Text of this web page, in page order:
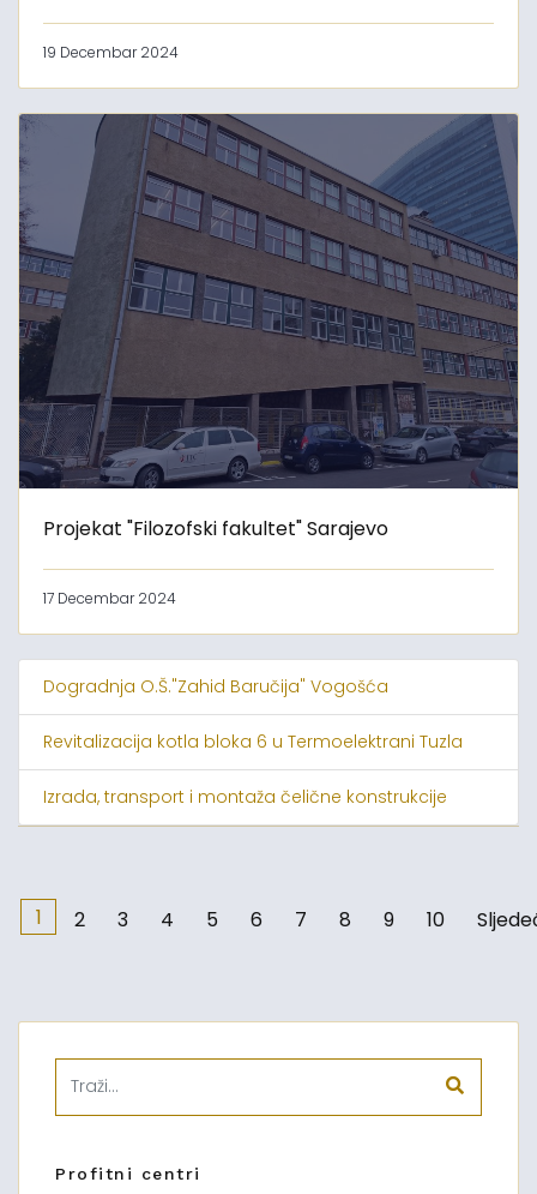
19 Decembar 2024
Projekat "Filozofski fakultet" Sarajevo
17 Decembar 2024
Dogradnja O.Š."Zahid Baručija" Vogošća
Revitalizacija kotla bloka 6 u Termoelektrani Tuzla
Izrada, transport i montaža čelične konstrukcije
1 2 3 4 5 6 7 8 9 10
Profitni centri